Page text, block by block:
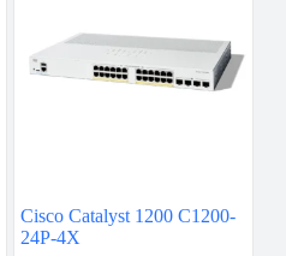
Cisco Catalyst 1200 C1200-
24P-4X